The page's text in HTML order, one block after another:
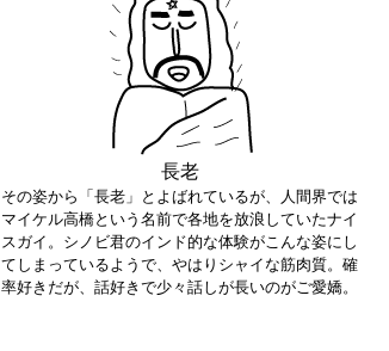
長老
その姿から「長老」とよばれているが、人間界では
マイケル高橋という名前で各地を放浪していたナイ
スガイ。シノビ君のインド的な体験がこんな姿にし
てしまっているようで、やはりシャイな筋肉質。確
率好きだが、話好きで少々話しが長いのがご愛嬌。